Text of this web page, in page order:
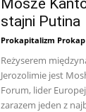
Mosze
stajni Putina
Prokapitalizm Prokap
Reżyserem
Jerozolimie jest
Forum, lider
zarazem jeden z